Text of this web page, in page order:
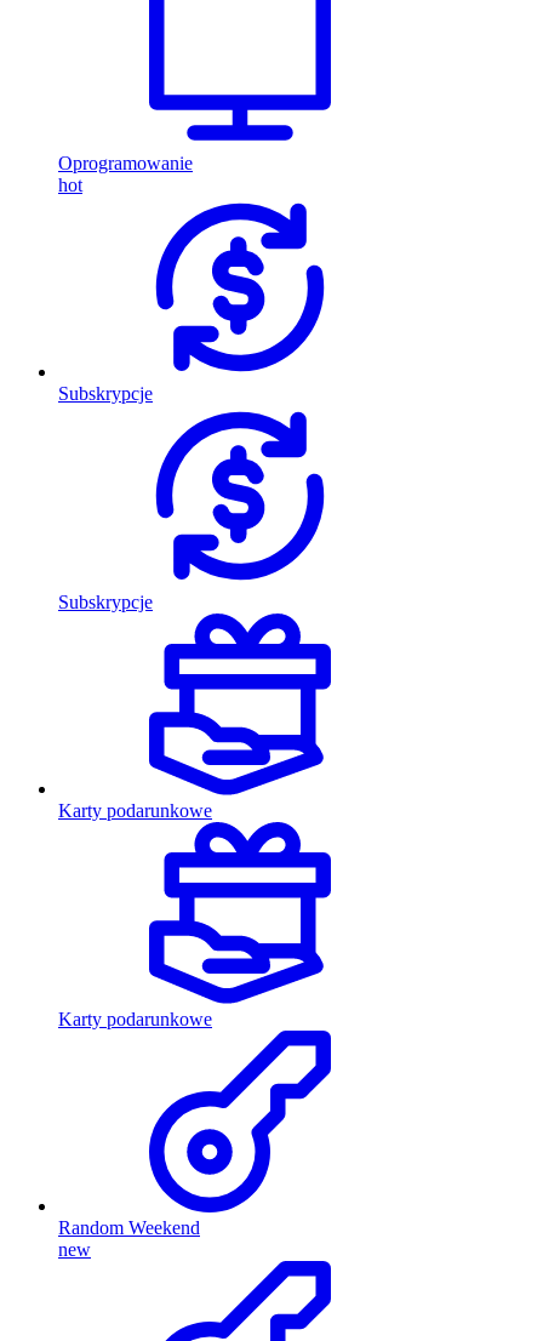
Oprogramowanie
hot
Subskrypcje
Subskrypcje
Karty podarunkowe
Karty podarunkowe
Random Weekend
new